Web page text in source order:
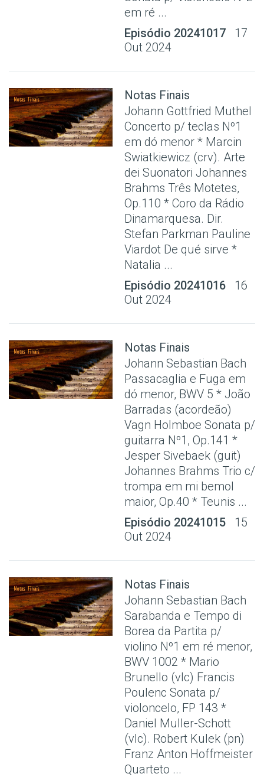
em ré ...
Episódio 20241017
17
Out 2024
Notas Finais
Johann Gottfried Muthel
Concerto p/ teclas Nº1
em dó menor * Marcin
Swiatkiewicz (crv). Arte
dei Suonatori Johannes
Brahms Três Motetes,
Op.110 * Coro da Rádio
Dinamarquesa. Dir.
Stefan Parkman Pauline
Viardot De qué sirve *
Natalia ...
Episódio 20241016
16
Out 2024
Notas Finais
Johann Sebastian Bach
Passacaglia e Fuga em
dó menor, BWV 5 * João
Barradas (acordeão)
Vagn Holmboe Sonata p/
guitarra Nº1, Op.141 *
Jesper Sivebaek (guit)
Johannes Brahms Trio c/
trompa em mi bemol
maior, Op.40 * Teunis ...
Episódio 20241015
15
Out 2024
Notas Finais
Johann Sebastian Bach
Sarabanda e Tempo di
Borea da Partita p/
violino Nº1 em ré menor,
BWV 1002 * Mario
Brunello (vlc) Francis
Poulenc Sonata p/
violoncelo, FP 143 *
Daniel Muller-Schott
(vlc). Robert Kulek (pn)
Franz Anton Hoffmeister
Quarteto ...